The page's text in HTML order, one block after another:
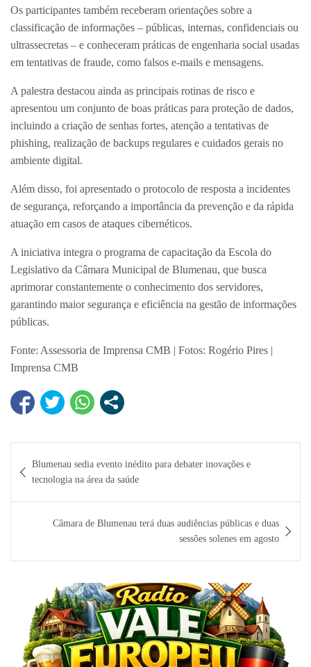
Os participantes também receberam orientações sobre a
classificação de informações – públicas, internas, confidenciais ou
ultrassecretas – e conheceram práticas de engenharia social usadas
em tentativas de fraude, como falsos e-mails e mensagens.
A palestra destacou ainda as principais rotinas de risco e
apresentou um conjunto de boas práticas para proteção de dados,
incluindo a criação de senhas fortes, atenção a tentativas de
phishing, realização de backups regulares e cuidados gerais no
ambiente digital.
Além disso, foi apresentado o protocolo de resposta a incidentes
de segurança, reforçando a importância da prevenção e da rápida
atuação em casos de ataques cibernéticos.
A iniciativa integra o programa de capacitação da Escola do
Legislativo da Câmara Municipal de Blumenau, que busca
aprimorar constantemente o conhecimento dos servidores,
garantindo maior segurança e eficiência na gestão de informações
públicas.
Fonte: Assessoria de Imprensa CMB | Fotos: Rogério Pires |
Imprensa CMB
de
Post
Blumenau sedia evento inédito para debater inovações e
tecnologia na área da saúde
Câmara de Blumenau terá duas audiências públicas e duas
sessões solenes em agosto